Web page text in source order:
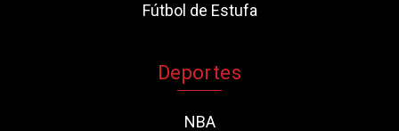
Fútbol de Estufa
Deportes
NBA